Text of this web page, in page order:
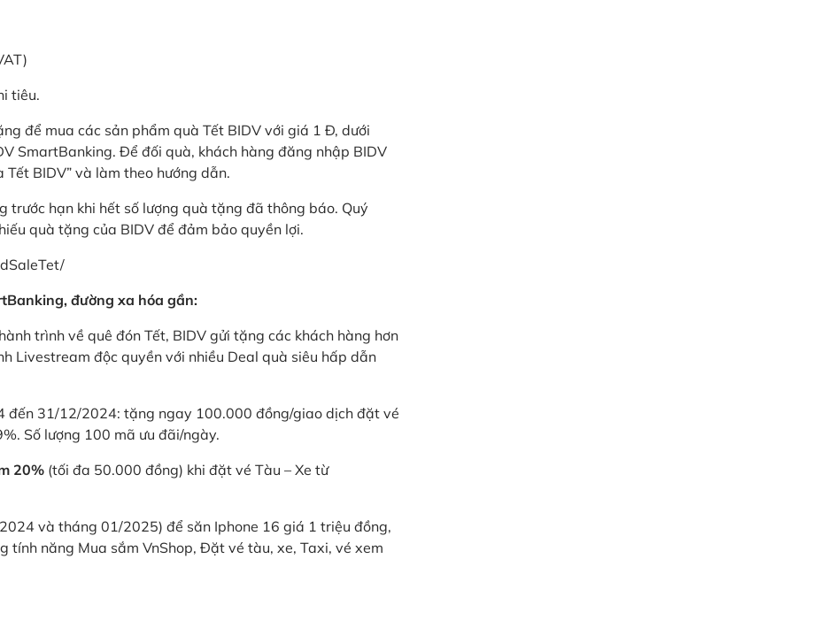
tiêu.
để mua các sản phẩm quà Tết BIDV với giá 1 Đ, dưới
SmartBanking. Để đối quà, khách hàng đăng nhập BIDV
Tết BIDV” và làm theo hướng dẫn.
trước hạn khi hết số lượng quà tặng đã thông báo. Quý
quà tặng của BIDV để đảm bảo quyền lợi.
đường xa hóa gần:
trình về quê đón Tết, BIDV gửi tặng các khách hàng hơn
Livestream độc quyền với nhiều Deal quà siêu hấp dẫn
đến 31/12/2024: tặng ngay 100.000 đồng/giao dịch đặt vé
Số lượng 100 mã ưu đãi/ngày.
20% (tối đa 50.000 đồng) khi đặt vé Tàu – Xe từ
và tháng 01/2025) để săn Iphone 16 giá 1 triệu đồng,
năng Mua sắm VnShop, Đặt vé tàu, xe, Taxi, vé xem